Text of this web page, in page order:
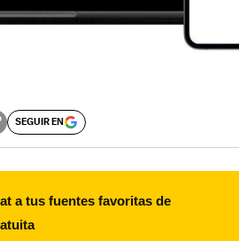
SEGUIR EN
a tus fuentes favoritas de